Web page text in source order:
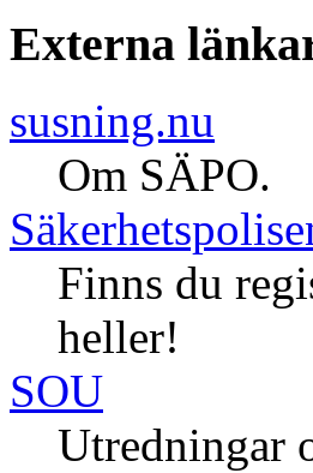
Externa
susning.nu
Om SÄPO.
Finns du
heller!
SOU
Utredningar